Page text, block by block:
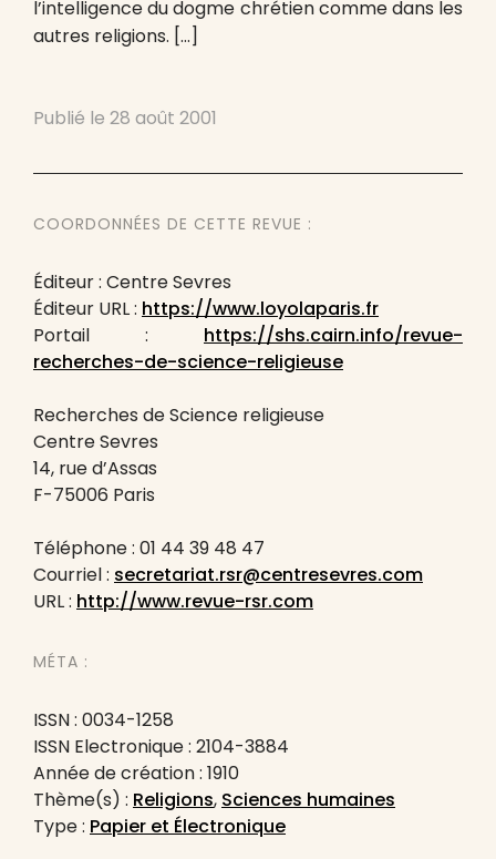
l’intelligence du dogme chrétien comme dans les
autres religions. […]
Publié le 28 août 2001
COORDONNÉES DE CETTE REVUE :
Éditeur : Centre Sevres
Éditeur URL : https://www.loyolaparis.fr
Portail : https://shs.cairn.info/revue-
recherches-de-science-religieuse
Recherches de Science religieuse
Centre Sevres
14, rue d’Assas
F-75006 Paris
Téléphone : 01 44 39 48 47
Courriel : secretariat.rsr@centresevres.com
URL : http://www.revue-rsr.com
MÉTA :
ISSN : 0034-1258
ISSN Electronique : 2104-3884
Année de création : 1910
Thème(s) : Religions, Sciences humaines
Type : Papier et Électronique